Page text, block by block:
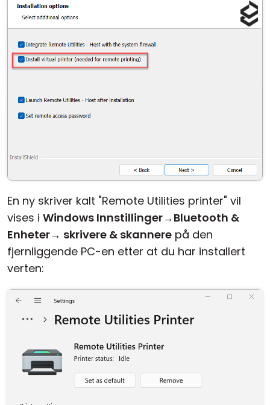
En ny skriver kalt "Remote Utilities printer" vil
vises i Windows Innstillinger→Bluetooth &
Enheter→ skrivere & skannere på den
fjernliggende PC-en etter at du har installert
verten:
Sky- og lokal installasjon